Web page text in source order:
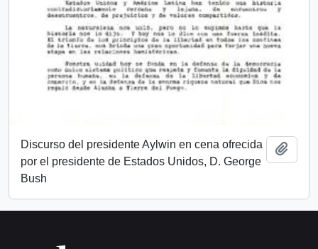
Discurso del presidente Aylwin en cena ofrecida
por el presidente de Estados Unidos, D. George
Bush